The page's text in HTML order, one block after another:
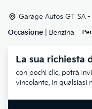
Garage Autos GT SA
Occasione | Benzina
La sua richiesta
con pochi clic, potrà
vincolante, in qualsiasi